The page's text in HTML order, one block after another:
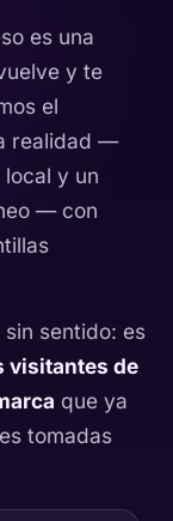
es una
y te
el
realidad —
y un
— con
sentido: es
visitantes de
que ya
tomadas